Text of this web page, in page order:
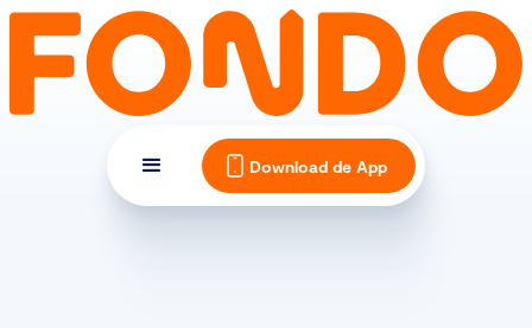
Download de App